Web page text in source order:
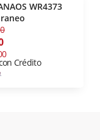
WR4373
Crédito